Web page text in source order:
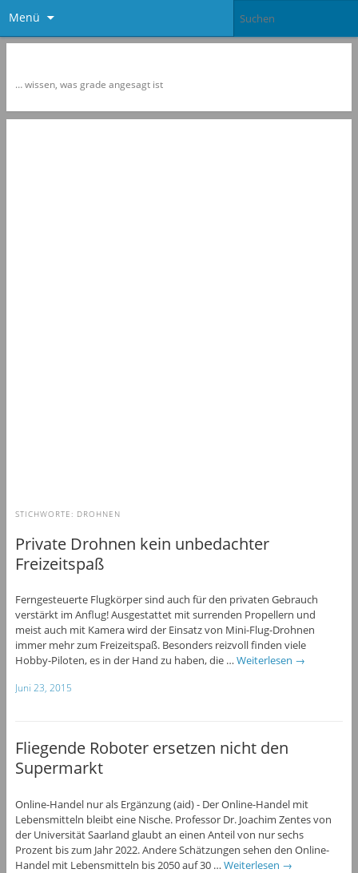
Menü
… wissen, was grade angesagt ist
STICHWORTE: DROHNEN
Private Drohnen kein unbedachter
Freizeitspaß
Ferngesteuerte Flugkörper sind auch für den privaten Gebrauch
verstärkt im Anflug! Ausgestattet mit surrenden Propellern und
meist auch mit Kamera wird der Einsatz von Mini-Flug-Drohnen
immer mehr zum Freizeitspaß. Besonders reizvoll finden viele
Hobby-Piloten, es in der Hand zu haben, die … Weiterlesen →
Juni 23, 2015
Fliegende Roboter ersetzen nicht den
Supermarkt
Online-Handel nur als Ergänzung (aid) - Der Online-Handel mit
Lebensmitteln bleibt eine Nische. Professor Dr. Joachim Zentes von
der Universität Saarland glaubt an einen Anteil von nur sechs
Prozent bis zum Jahr 2022. Andere Schätzungen sehen den Online-
Handel mit Lebensmitteln bis 2050 auf 30 … Weiterlesen →